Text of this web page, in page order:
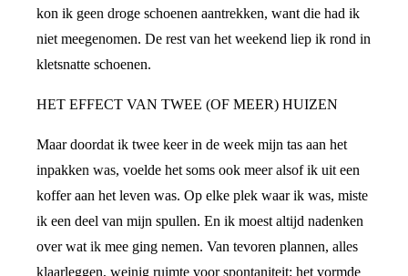
kon ik geen droge schoenen aantrekken, want die had ik
niet meegenomen. De rest van het weekend liep ik rond in
kletsnatte schoenen.
HET EFFECT VAN TWEE (OF MEER) HUIZEN
Maar doordat ik twee keer in de week mijn tas aan het
inpakken was, voelde het soms ook meer alsof ik uit een
koffer aan het leven was. Op elke plek waar ik was, miste
ik een deel van mijn spullen. En ik moest altijd nadenken
over wat ik mee ging nemen. Van tevoren plannen, alles
klaarleggen, weinig ruimte voor spontaniteit: het vormde